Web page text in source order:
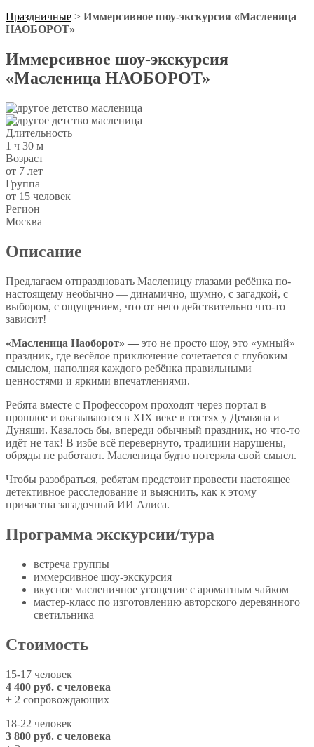
Праздничные > Иммерсивное шоу-экскурсия «Масленица
НАОБОРОТ»
Иммерсивное шоу-экскурсия
«Масленица НАОБОРОТ»
Длительность
1 ч 30 м
Возраст
от 7 лет
Группа
от 15 человек
Регион
Москва
Описание
Предлагаем отпраздновать Масленицу глазами ребёнка по-
настоящему необычно — динамично, шумно, с загадкой, с
выбором, с ощущением, что от него действительно что-то
зависит!
«Масленица Наоборот» — это не просто шоу, это «умный»
праздник, где весёлое приключение сочетается с глубоким
смыслом, наполняя каждого ребёнка правильными
ценностями и яркими впечатлениями.
Ребята вместе с Профессором проходят через портал в
прошлое и оказываются в XIX веке в гостях у Демьяна и
Дуняши. Казалось бы, впереди обычный праздник, но что-то
идёт не так! В избе всё перевернуто, традиции нарушены,
обряды не работают. Масленица будто потеряла свой смысл.
Чтобы разобраться, ребятам предстоит провести настоящее
детективное расследование и выяснить, как к этому
причастна загадочный ИИ Алиса.
Программа экскурсии/тура
встреча группы
иммерсивное шоу-экскурсия
вкусное масленичное угощение с ароматным чайком
мастер-класс по изготовлению авторского деревянного
светильника
Стоимость
15-17 человек
4 400 руб. с человека
+ 2 сопровождающих
18-22 человек
3 800 руб. с человека